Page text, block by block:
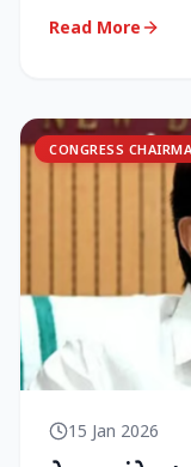
Read More
CONGRESS
15 Jan 2026